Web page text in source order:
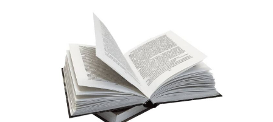
документація
землеустрою?